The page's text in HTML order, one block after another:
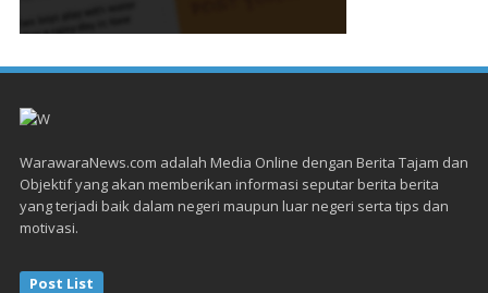
WarawaraNews.com adalah Media Online dengan Berita Tajam dan
Objektif yang akan memberikan informasi seputar berita berita
yang terjadi baik dalam negeri maupun luar negeri serta tips dan
motivasi.
Post List